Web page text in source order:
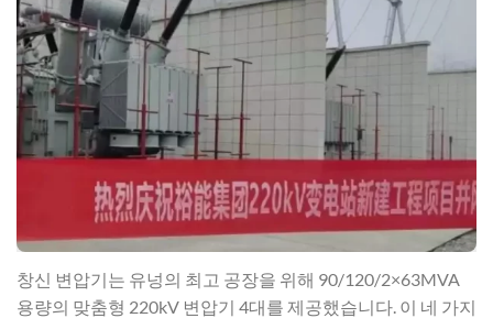
창신 변압기는 유넝의 최고 공장을 위해 90/120/2×63MVA
용량의 맞춤형 220kV 변압기 4대를 제공했습니다. 이 네 가지